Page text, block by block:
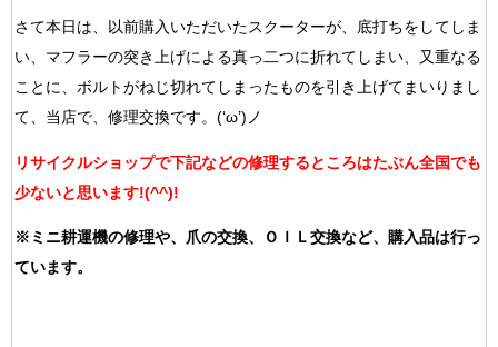
さて本日は、以前購入いただいたスクーターが、底打ちをしてしま
い、マフラーの突き上げによる真っ二つに折れてしまい、又重なる
ことに、ボルトがねじ切れてしまったものを引き上げてまいりまし
て、当店で、修理交換です。(‘ω’)ノ
リサイクルショップで下記などの修理するところはたぶん全国でも
少ないと思います!(^^)!
※ミニ耕運機の修理や、爪の交換、ＯＩＬ交換など、購入品は行っ
ています。